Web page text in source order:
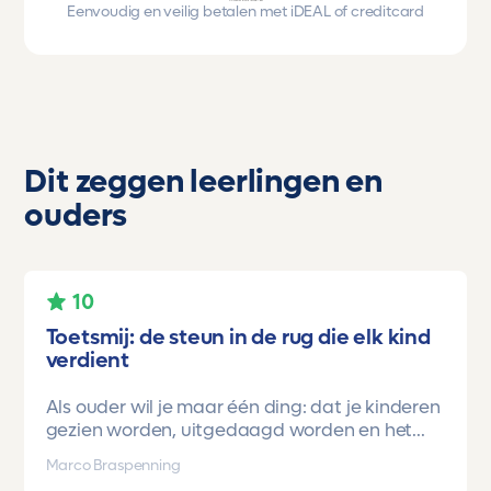
Eenvoudig en veilig betalen met iDEAL of creditcard
Dit zeggen leerlingen en
ouders
10
Toetsmij: de steun in de rug die elk kind
verdient
Als ouder wil je maar één ding: dat je kinderen
gezien worden, uitgedaagd worden en het
zelf soms denken. Voor ons is Toetsmij daarin
Marco Braspenning